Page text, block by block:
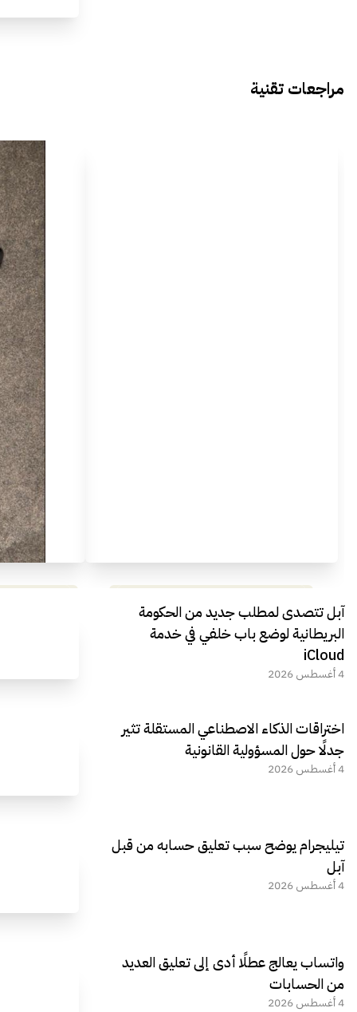
مراجعات تقنية
مراجعة شاملة لعملاق الألعاب
الجديد REDMAGIC 11 AIR
آبل تتصدى لمطلب جديد من الحكومة
البريطانية لوضع باب خلفي في خدمة
iCloud
4 أغسطس 2026
اختراقات الذكاء الاصطناعي المستقلة تثير
جدلًا حول المسؤولية القانونية
4 أغسطس 2026
تيليجرام يوضح سبب تعليق حسابه من قبل
آبل
4 أغسطس 2026
واتساب يعالج عطلًا أدى إلى تعليق العديد
من الحسابات
4 أغسطس 2026